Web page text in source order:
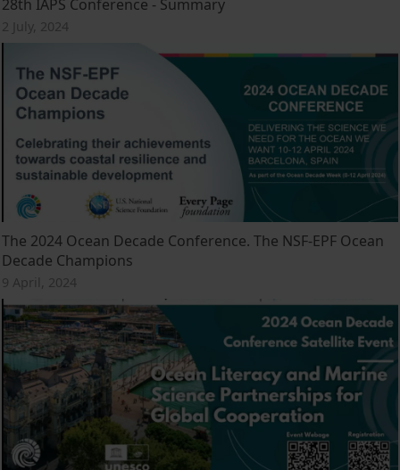
28th IAPS Conference - Summary
2 July, 2024
The 2024 Ocean Decade Conference. The NSF-EPF Ocean
Decade Champions
9 April, 2024